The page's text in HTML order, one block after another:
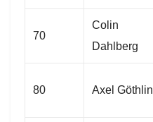
70
Colin
Dahlberg
80 Axel Göthlin